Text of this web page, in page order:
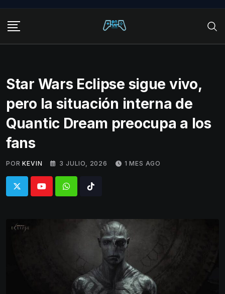
content
Star Wars Eclipse sigue vivo,
pero la situación interna de
Quantic Dream preocupa a los
fans
POR KEVIN 3 JULIO, 2026 1 MES AGO
WhatsappTiktok